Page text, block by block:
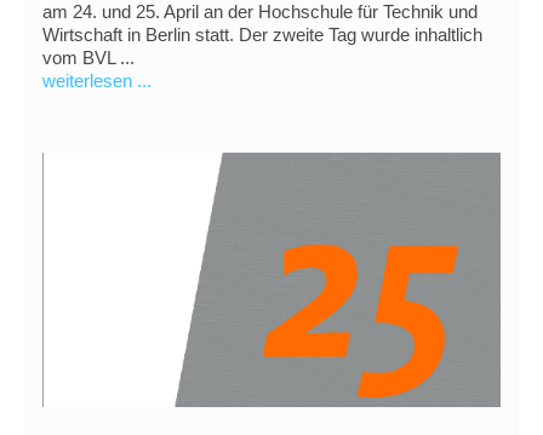
am 24. und 25. April an der Hochschule für Technik und
Wirtschaft in Berlin statt. Der zweite Tag wurde inhaltlich
vom BVL ...
weiterlesen ...